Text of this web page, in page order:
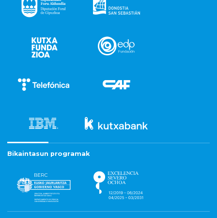
Bikaintasun programak